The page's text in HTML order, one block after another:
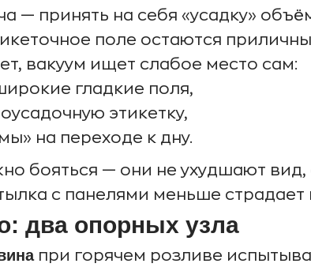
— принять на себя «усадку»
поле остаются
вакуум ищет слабое место сам:
гладкие поля,
этикетку,
на переходе к дну.
бояться — они не ухудшают
с панелями меньше
два опорных узла
при горячем розливе